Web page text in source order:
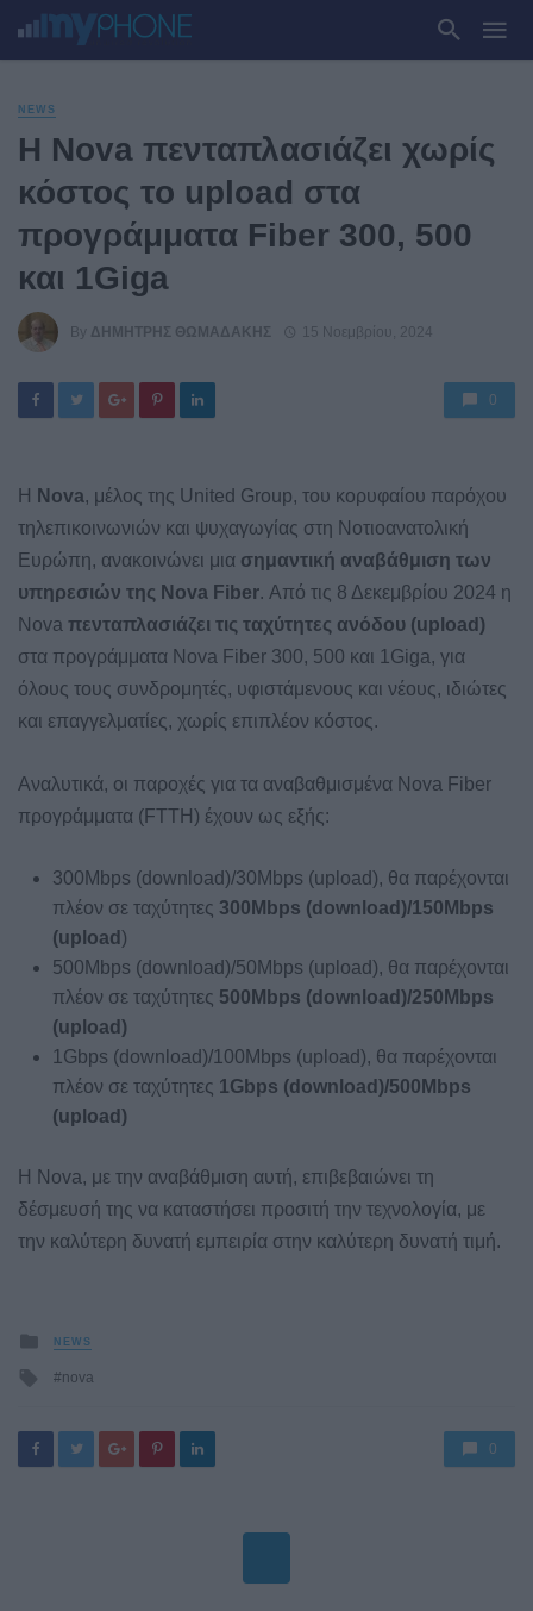
NEWS
Η Nova πενταπλασιάζει χωρίς
κόστος το upload στα
προγράμματα Fiber 300, 500
και 1Giga
By ΔΗΜΉΤΡΗΣ ΘΩΜΑΔΆΚΗΣ 15 Νοεμβρίου, 2024
0
Η Nova, μέλος της United Group, του κορυφαίου παρόχου
τηλεπικοινωνιών και ψυχαγωγίας στη Νοτιοανατολική
Ευρώπη, ανακοινώνει μια σημαντική αναβάθμιση των
υπηρεσιών της Nova Fiber. Από τις 8 Δεκεμβρίου 2024 η
Nova πενταπλασιάζει τις ταχύτητες ανόδου (upload)
στα προγράμματα Nova Fiber 300, 500 και 1Giga, για
όλους τους συνδρομητές, υφιστάμενους και νέους, ιδιώτες
και επαγγελματίες, χωρίς επιπλέον κόστος.
Αναλυτικά, οι παροχές για τα αναβαθμισμένα Nova Fiber
προγράμματα (FTTH) έχουν ως εξής:
300Mbps (download)/30Mbps (upload), θα παρέχονται
πλέον σε ταχύτητες 300 Mbps (download )/150Mbps
(upload )
500Mbps (download)/50Mbps (upload), θα παρέχονται
πλέον σε ταχύτητες 500 Mbps (download )/250Mbps
(upload )
1Gbps (download)/100Mbps (upload), θα παρέχονται
πλέον σε ταχύτητες 1Gbps (download )/500Mbps
(upload )
Η Nova, με την αναβάθμιση αυτή, επιβεβαιώνει τη
δέσμευσή της να καταστήσει προσιτή την τεχνολογία, με
την καλύτερη δυνατή εμπειρία στην καλύτερη δυνατή τιμή.
Posted
NEWS
Tagged
nova
0